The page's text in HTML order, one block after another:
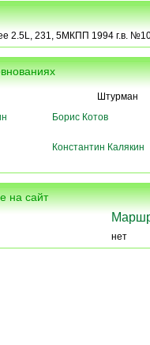
2.5L, 231, 5МКПП 1994 г.в.
Штурман
Борис Котов
Константин Калякин
на сайт
нет